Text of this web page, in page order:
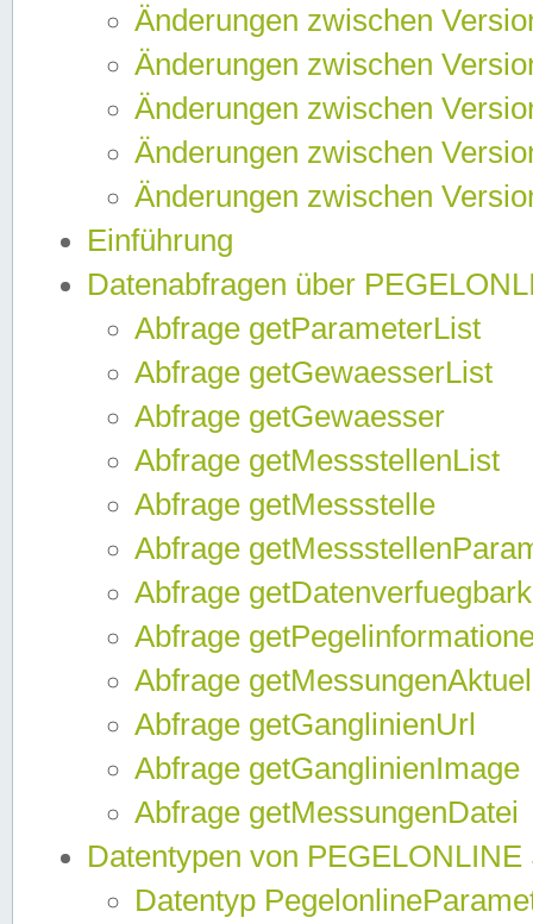
Änderungen zwischen
Änderungen zwischen
Änderungen zwischen
Änderungen zwischen
Änderungen zwischen
Einführung
Datenabfragen über
Abfrage getParameterList
Abfrage getGewaesserList
Abfrage getGewaesser
Abfrage getMessstellenList
Abfrage getMessstelle
Abfrage
Abfrage
Abfrage
Abfrage
Abfrage getGanglinienUrl
Abfrage getGanglinienImage
Abfrage getMessungenDatei
Datentypen von
Datentyp